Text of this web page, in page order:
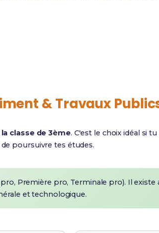
& Travaux
classe de 3ème. C'est le choix idéal si
poursuivre tes études.
Première pro, Terminale pro). Il existe
et technologique.